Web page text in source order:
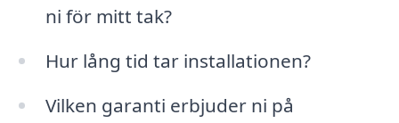
ni för mitt tak?
Hur lång tid tar installationen?
Vilken garanti erbjuder ni på